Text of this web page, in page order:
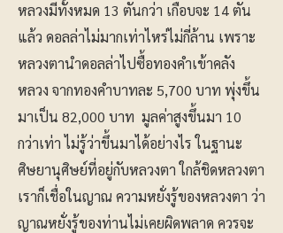
หลวงมีทั้งหมด 13 ตันกว่า เกือบจะ 14 ตัน
แล้ว ดอลล่าไม่มากเท่าไหร่ไม่กี่ล้าน เพราะ
หลวงตานำดอลล่าไปซื้อทองคำเข้าคลัง
หลวง จากทองคำบาทละ 5,700 บาท พุ่งขึ้น
มาเป็น 82,000 บาท มูลค่าสูงขึ้นมา 10
กว่าเท่า ไม่รู้ว่าขึ้นมาได้อย่างไร ในฐานะ
ศิษยานุศิษย์ที่อยู่กับหลวงตา ใกล้ชิดหลวงตา
เราก็เชื่อในญาณ ความหยั่งรู้ของหลวงตา ว่า
ญาณหยั่งรู้ของท่านไม่เคยผิดพลาด ควรจะ